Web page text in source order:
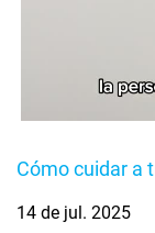
Cómo cuidar a
14 de jul. 2025